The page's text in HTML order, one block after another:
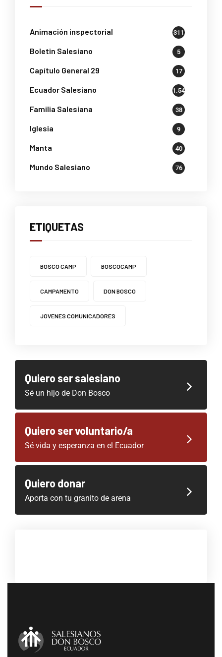
Animación inspectorial 311
Boletin Salesiano 5
Capítulo General 29 17
Ecuador Salesiano 1.541
Familia Salesiana 38
Iglesia 9
Manta 40
Mundo Salesiano 76
ETIQUETAS
BOSCO CAMP BOSCOCAMP
CAMPAMENTO DON BOSCO
JOVENES COMUNICADORES
Quiero ser salesiano
Sé un hijo de Don Bosco
Quiero ser voluntario/a
Sé vida y esperanza en el Ecuador
Quiero donar
Aporta con tu granito de arena